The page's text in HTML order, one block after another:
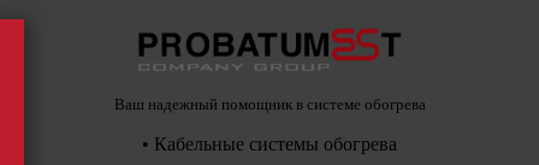
Ваш надежный помощник в системе обогрева
• Кабельные системы обогрева